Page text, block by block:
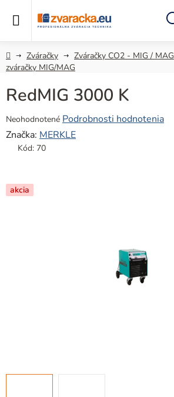
DomovZváračky Zváračky CO2 - MIG / MAG
zváračky MIG/MAG
RedMIG 3000 K
Priemerné
hodnotenie
produktu
z
5
Neohodnotené Podrobnosti hodnotenia
Značka: MERKLE
Kód: 70
akcia